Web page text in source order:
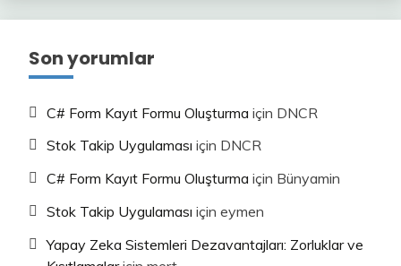
Son yorumlar
C# Form Kayıt Formu Oluşturma için DNCR
Stok Takip Uygulaması için DNCR
C# Form Kayıt Formu Oluşturma için Bünyamin
Stok Takip Uygulaması için eymen
Yapay Zeka Sistemleri Dezavantajları: Zorluklar ve